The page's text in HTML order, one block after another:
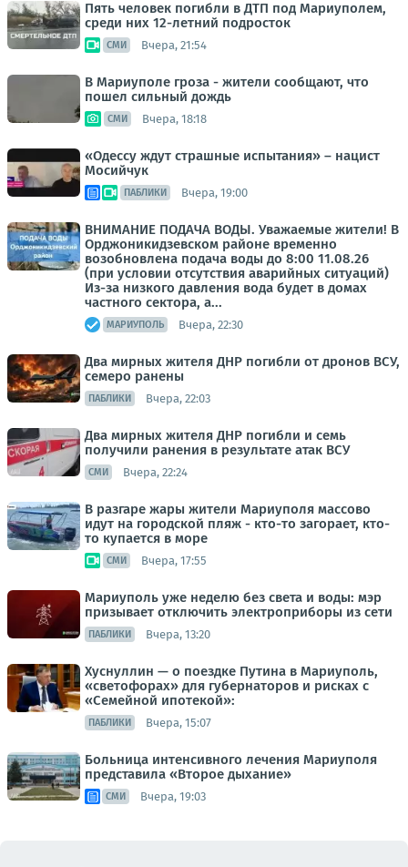
Пять человек погибли в ДТП под Мариуполем,
среди них 12-летний подросток
СМИ Вчера, 21:54
В Мариуполе гроза - жители сообщают, что
пошел сильный дождь
СМИ Вчера, 18:18
«Одессу ждут страшные испытания» – нацист
Мосийчук
ПАБЛИКИ Вчера, 19:00
ВНИМАНИЕ ПОДАЧА ВОДЫ. Уважаемые жители! В
Орджоникидзевском районе временно
возобновлена подача воды до 8:00 11.08.26
(при условии отсутствия аварийных ситуаций)
Из-за низкого давления вода будет в домах
частного сектора, а...
МАРИУПОЛЬ Вчера, 22:30
Два мирных жителя ДНР погибли от дронов ВСУ,
семеро ранены
ПАБЛИКИ Вчера, 22:03
Два мирных жителя ДНР погибли и семь
получили ранения в результате атак ВСУ
СМИ Вчера, 22:24
В разгаре жары жители Мариуполя массово
идут на городской пляж - кто-то загорает, кто-
то купается в море
СМИ Вчера, 17:55
Мариуполь уже неделю без света и воды: мэр
призывает отключить электроприборы из сети
ПАБЛИКИ Вчера, 13:20
Хуснуллин — о поездке Путина в Мариуполь,
«светофорах» для губернаторов и рисках с
«Семейной ипотекой»:
ПАБЛИКИ Вчера, 15:07
Больница интенсивного лечения Мариуполя
представила «Второе дыхание»
СМИ Вчера, 19:03